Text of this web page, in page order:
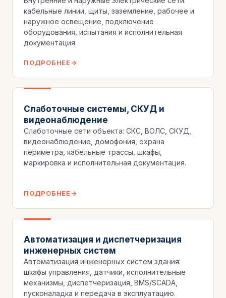
кабельные линии, щиты, заземление, рабочее и
наружное освещение, подключение
оборудования, испытания и исполнительная
документация.
ПОДРОБНЕЕ
Слаботочные системы, СКУД и
видеонаблюдение
Слаботочные сети объекта: СКС, ВОЛС, СКУД,
видеонаблюдение, домофония, охрана
периметра, кабельные трассы, шкафы,
маркировка и исполнительная документация.
ПОДРОБНЕЕ
Автоматизация и диспетчеризация
инженерных систем
Автоматизация инженерных систем здания:
шкафы управления, датчики, исполнительные
механизмы, диспетчеризация, BMS/SCADA,
пусконаладка и передача в эксплуатацию.